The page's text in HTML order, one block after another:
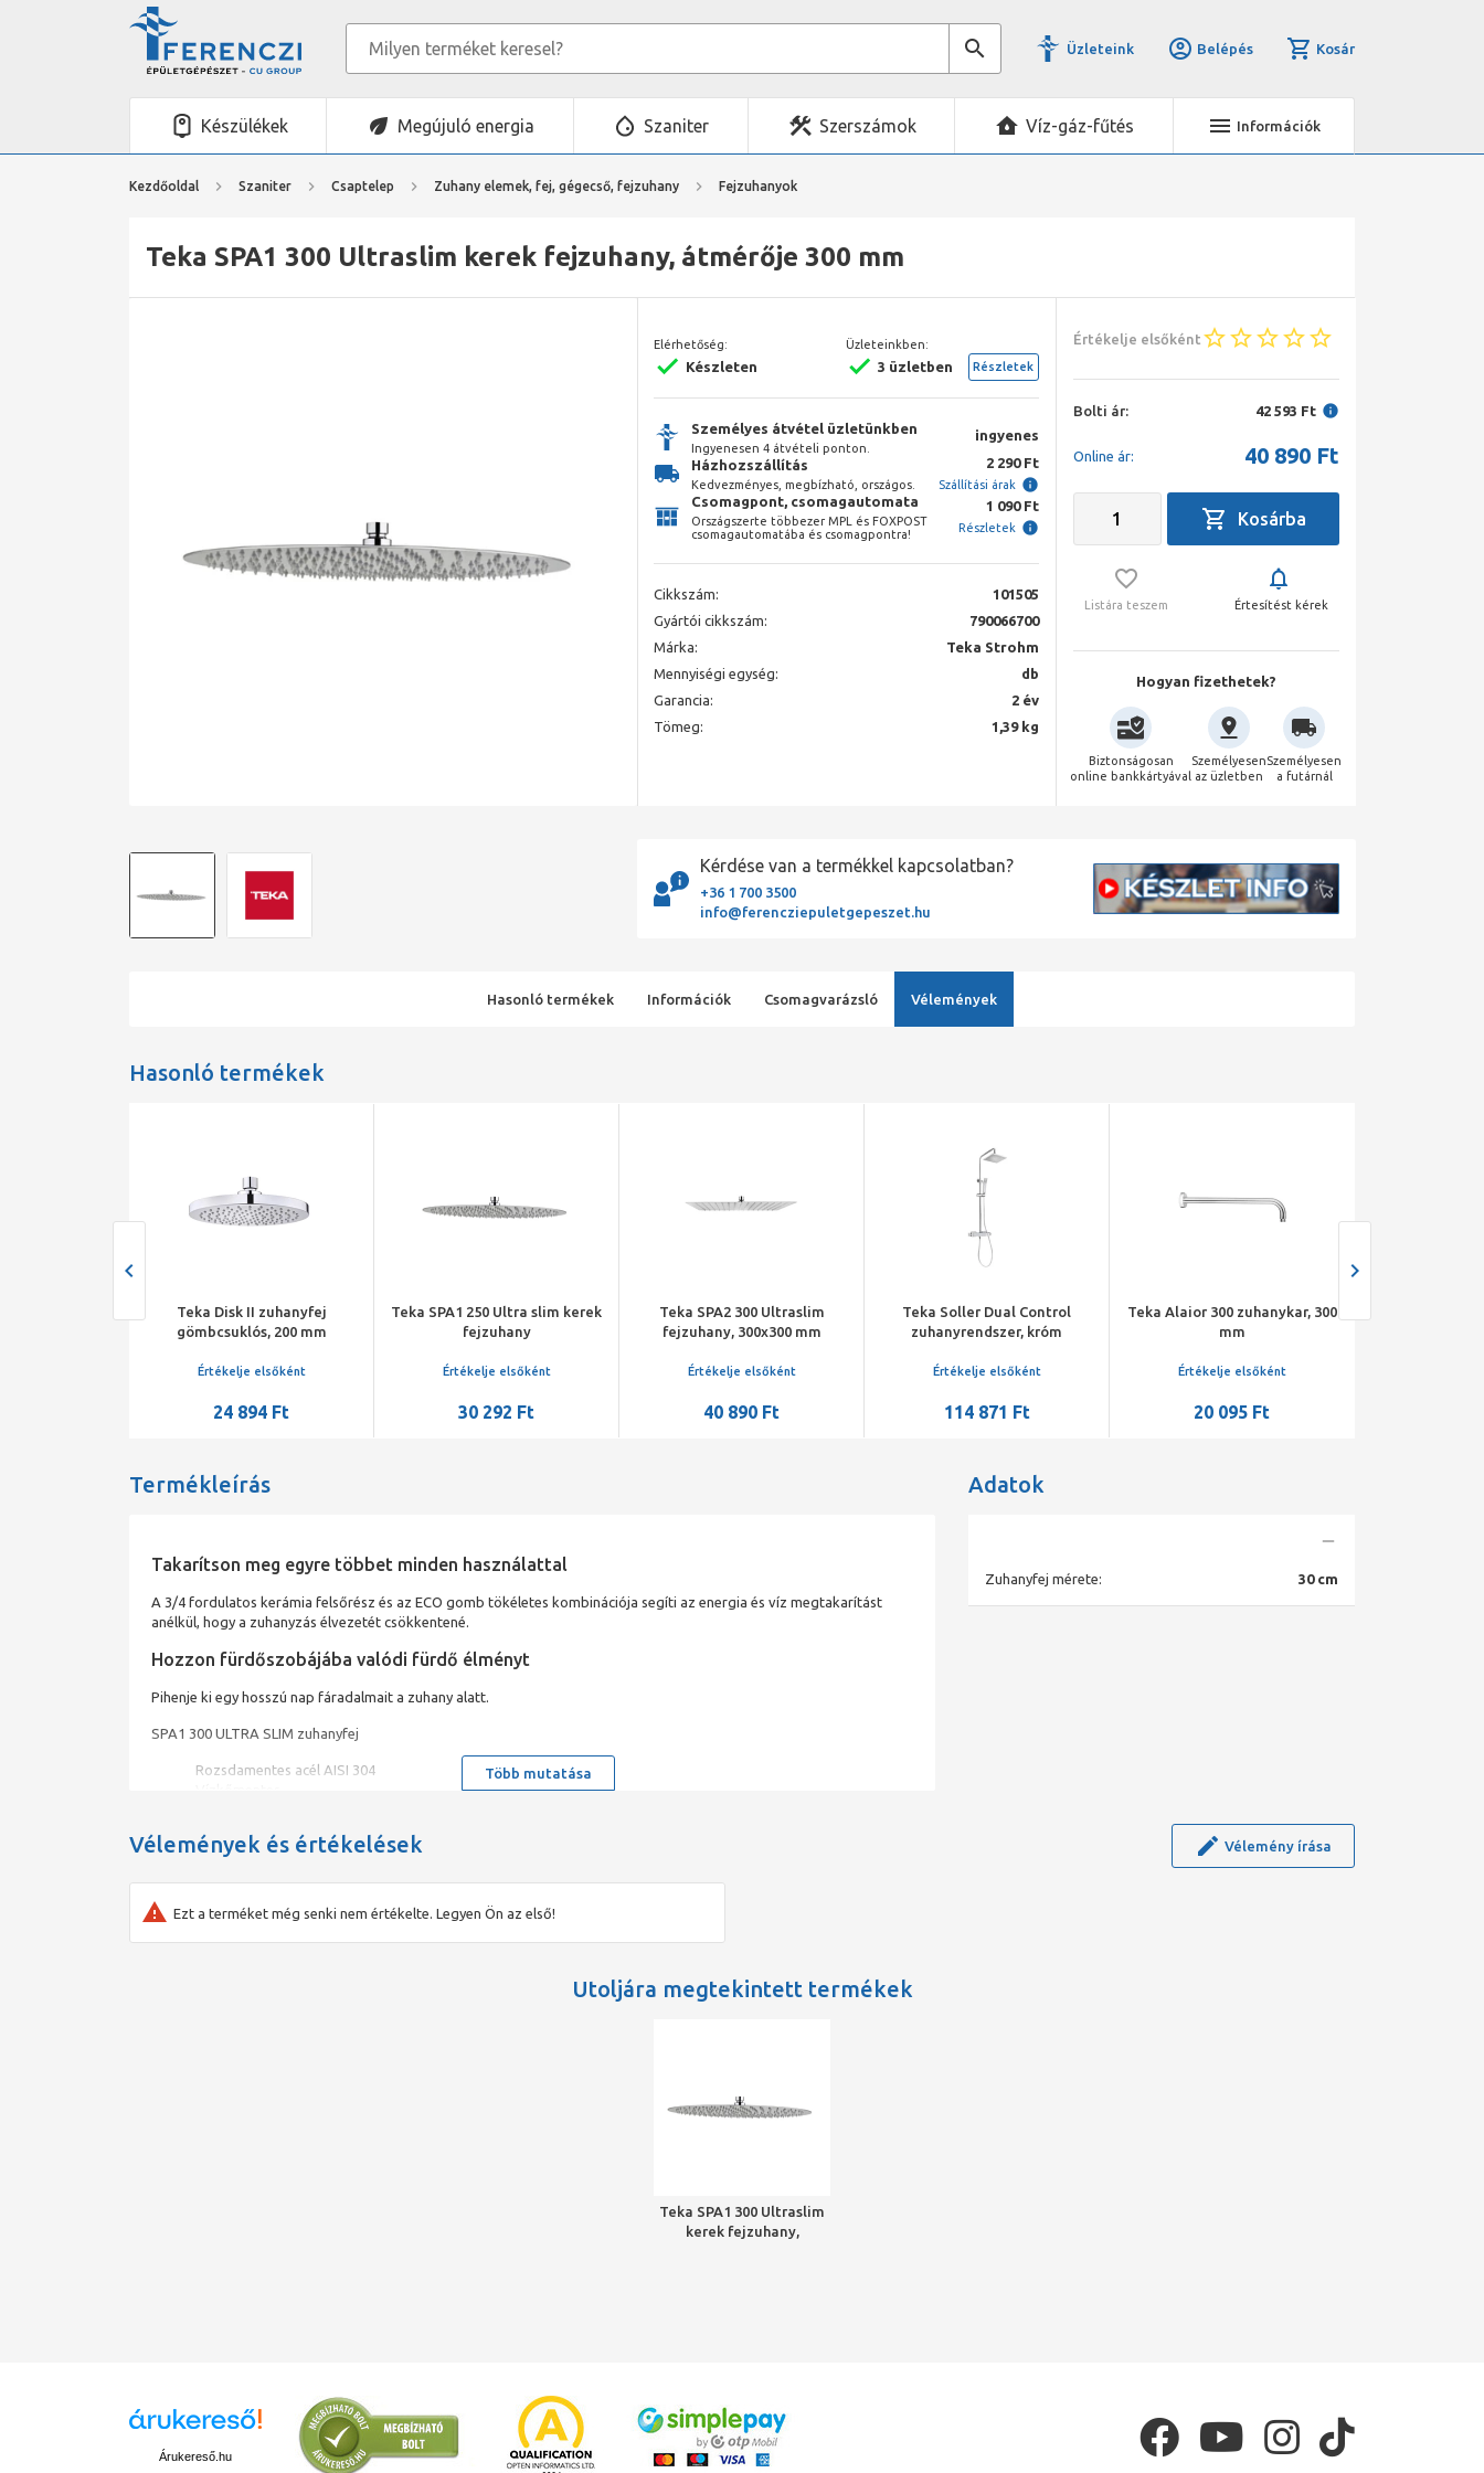
Üzleteink Belépés Kosár
Készülékek Megújuló energia Szaniter Szerszámok Víz-gáz-fűtés Információk
Kezdőoldal Szaniter Csaptelep Zuhany elemek, fej, gégecső, fejzuhany Fejzuhanyok
Teka SPA1 300 Ultraslim kerek fejzuhany, átmérője 300 mm
Elérhetőség:
Készleten
Üzleteinkben:
3 üzletben Részletek
Személyes átvétel üzletünkben
Ingyenesen 4 átvételi ponton.
ingyenes
Házhozszállítás
Kedvezményes, megbízható, országos.
2 290 Ft
Szállítási árak
Csomagpont, csomagautomata
Országszerte többezer MPL és FOXPOST
csomagautomatába és csomagpontra!
1 090 Ft
Részletek
Cikkszám:
101505
Gyártói cikkszám:
790066700
Márka:
Teka Strohm
Mennyiségi egység:
db
Garancia:
2 év
Tömeg:
1,39 kg
Értékelje elsőként
Bolti ár: 42 593 Ft
Online ár: 40 890 Ft
Listára teszem Értesítést kérek
Hogyan fizethetek?
Biztonságosan
online bankkártyával
Személyesen
az üzletben
Személyesen
a futárnál
Kérdése van a termékkel kapcsolatban?
+36 1 700 3500
info@ferencziepuletgepeszet.hu
Hasonló termékek Információk Csomagvarázsló Vélemények
Hasonló termékek
Teka Disk II zuhanyfej
gömbcsuklós, 200 mm
Értékelje elsőként
24 894 Ft
Teka SPA1 250 Ultra slim kerek
fejzuhany
Értékelje elsőként
30 292 Ft
Teka SPA2 300 Ultraslim
fejzuhany, 300x300 mm
Értékelje elsőként
40 890 Ft
Teka Soller Dual Control
zuhanyrendszer, króm
Értékelje elsőként
114 871 Ft
Teka Alaior 300 zuhanykar, 300
mm
Értékelje elsőként
20 095 Ft
Termékleírás
Takarítson meg egyre többet minden használattal
A 3/4 fordulatos kerámia felsőrész és az ECO gomb tökéletes kombinációja segíti az energia és víz megtakarítást
anélkül, hogy a zuhanyzás élvezetét csökkentené.
Hozzon fürdőszobájába valódi fürdő élményt
Pihenje ki egy hosszú nap fáradalmait a zuhany alatt.
SPA1 300 ULTRA SLIM zuhanyfej
Rozsdamentes acél AISI 304
Extra vízáramlás
Több mutatása
Adatok
Zuhanyfej mérete: 30 cm
Vélemények és értékelések Vélemény írása
Ezt a terméket még senki nem értékelte. Legyen Ön az első!
Utoljára megtekintett termékek
Teka SPA1 300 Ultraslim
kerek fejzuhany,
Árukereső.hu